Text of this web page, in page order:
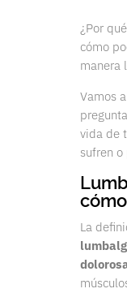
¿Por
cómo
manera
Vamos
vida de
sufren
La